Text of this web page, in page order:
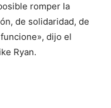
romper la
de solidaridad, de
dijo el
Ryan.